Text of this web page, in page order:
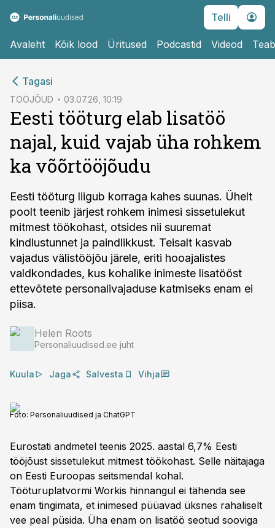
Telli
Avaleht Kõik lood Üritused Podcastid Videod
Tagasi
TÖÖJÕUD 03.07.26, 10:19
Eesti tööturg elab lisatöö
najal, kuid vajab üha rohkem
ka võõrtööjõudu
Eesti tööturg liigub korraga kahes suunas. Ühelt
poolt teenib järjest rohkem inimesi sissetulekut
mitmest töökohast, otsides nii suuremat
kindlustunnet ja paindlikkust. Teisalt kasvab
vajadus välistööjõu järele, eriti hooajalistes
valdkondades, kus kohalike inimeste lisatööst
ettevõtete personalivajaduse katmiseks enam ei
piisa.
Helen Roots
Personaliuudised.ee juht
Kuula Jaga Salvesta Vihja
Foto: Personaliuudised ja ChatGPT
Eurostati andmetel teenis 2025. aastal 6,7% Eesti
tööjõust sissetulekut mitmest töökohast. Selle näitajaga
on Eesti Euroopas seitsmendal kohal.
Tööturuplatvormi Workis hinnangul ei tähenda see
enam tingimata, et inimesed püüavad üksnes rahaliselt
vee peal püsida. Üha enam on lisatöö seotud sooviga